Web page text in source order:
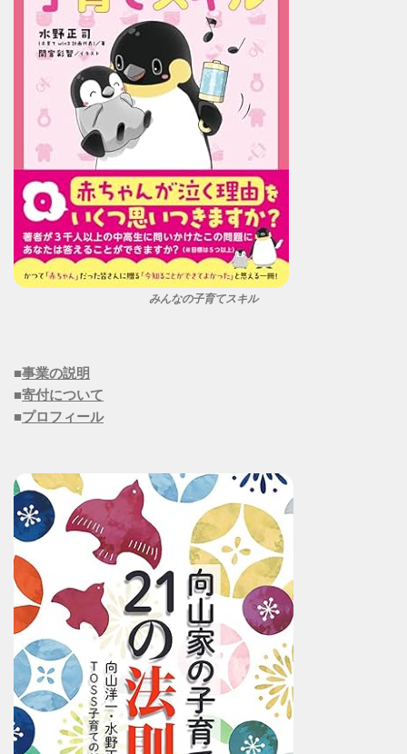
みんなの子育てスキル
■事業の説明
■寄付について
■プロフィール